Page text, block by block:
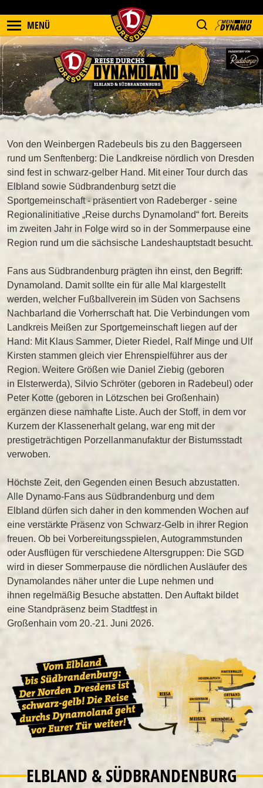
MENÜ
Von den Weinbergen Radebeuls bis zu den Baggerseen
rund um Senftenberg: Die Landkreise nördlich von Dresden
sind fest in schwarz-gelber Hand. Mit einer Tour durch das
Elbland sowie Südbrandenburg setzt die
Sportgemeinschaft - präsentiert von Radeberger - seine
Regionalinitiative „Reise durchs Dynamoland“ fort. Bereits
im zweiten Jahr in Folge wird so in der Sommerpause eine
Region rund um die sächsische Landeshauptstadt besucht.
Fans aus Südbrandenburg prägten ihn einst, den Begriff:
Dynamoland. Damit sollte ein für alle Mal klargestellt
werden, welcher Fußballverein im Süden von Sachsens
Nachbarland die Vorherrschaft hat. Die Verbindungen vom
Landkreis Meißen zur Sportgemeinschaft liegen auf der
Hand: Mit Klaus Sammer, Dieter Riedel, Ralf Minge und Ulf
Kirsten stammen gleich vier Ehrenspielführer aus der
Region. Weitere Größen wie Daniel Ziebig (geboren
in Elsterwerda), Silvio Schröter (geboren in Radebeul) oder
Peter Kotte (geboren in Lötzschen bei Großenhain)
ergänzen diese namhafte Liste. Auch der Stoff, in dem vor
Kurzem der Klassenerhalt gelang, war eng mit der
prestigeträchtigen Porzellanmanufaktur der Bistumsstadt
verwoben.
Höchste Zeit, den Gegenden einen Besuch abzustatten.
Alle Dynamo-Fans aus Südbrandenburg und dem
Elbland dürfen sich daher in den kommenden Wochen auf
eine verstärkte Präsenz von Schwarz-Gelb in ihrer Region
freuen. Ob bei Vorbereitungsspielen, Autogrammstunden
oder Ausflügen für verschiedene Altersgruppen: Die SGD
wird in dieser Sommerpause die nördlichen Ausläufer des
Dynamolandes näher unter die Lupe nehmen und
ihnen regelmäßig Besuche abstatten. Den Auftakt bildet
eine Standpräsenz beim Stadtfest in
Großenhain vom 20.-21. Juni 2026.
ELBLAND & SÜDBRANDENBURG